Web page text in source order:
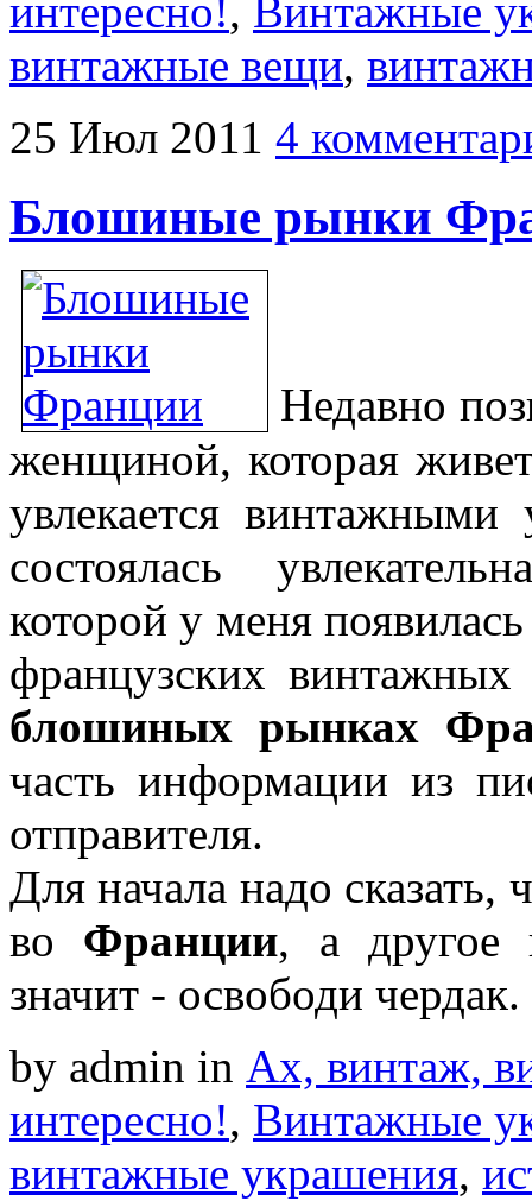
интересно!, Винтажные
винтажные вещи,
25 Июл 2011 4
Блошиные рынки
Недавно
женщиной, которая
увлекается
состоялась
которой у меня
французских
блошиных рынках
часть информации из
отправителя.
Для начала надо сказать,
во Франции, а другое
значит - освободи
by admin in Ах, винтаж,
интересно!, Винтажные
винтажные украшения,